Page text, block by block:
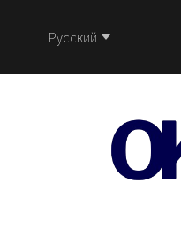
Русский